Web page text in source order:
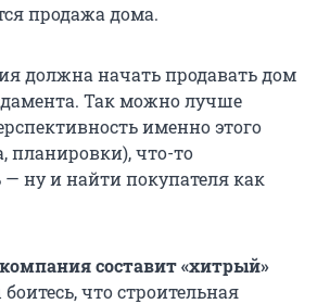
продажа дома.
должна начать продавать дом
Так можно лучше
именно этого
планировки), что-то
— ну и найти покупателя как
составит «хитрый»
что строительная